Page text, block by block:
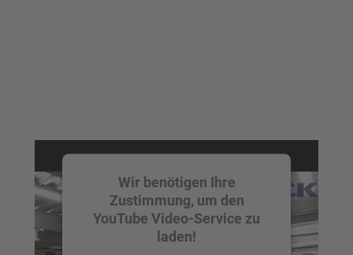
Wir benötigen Ihre
Zustimmung, um den
YouTube Video-Service zu
laden!